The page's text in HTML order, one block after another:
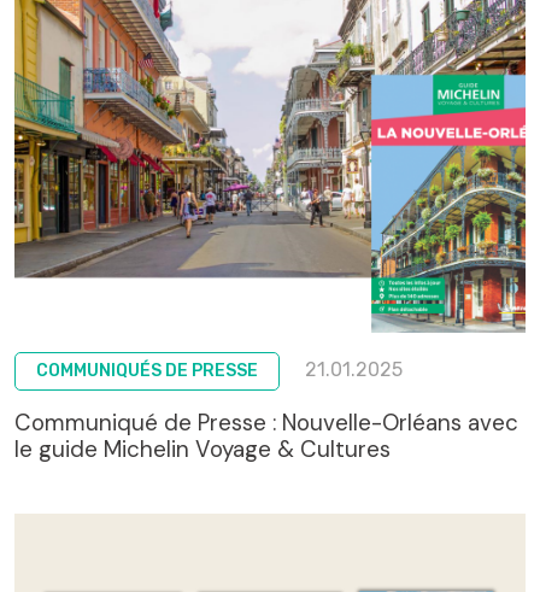
COMMUNIQUÉS DE PRESSE 21.01.2025
Communiqué de Presse : Nouvelle-Orléans avec
le guide Michelin Voyage & Cultures